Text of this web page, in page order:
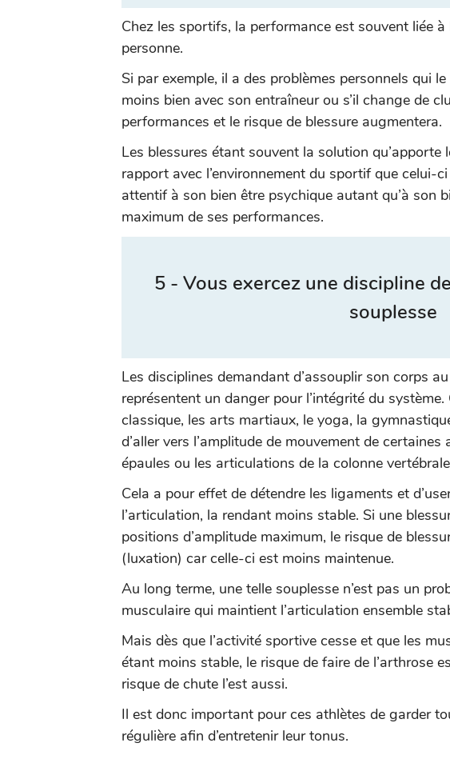
Chez les sportifs, la performance est souvent liée
personne.
Si par exemple, il a des problèmes personnels qui
moins bien avec son entraîneur ou s’il change de
performances et le risque de blessure augmentera.
Les blessures étant souvent la solution qu’apporte
rapport avec l’environnement du sportif que celui-
attentif à son bien être psychique autant qu’à son
maximum de ses performances.
5 - Vous exercez une discipline
souplesse
Les disciplines demandant d’assouplir son corps
représentent un danger pour l’intégrité du
classique, les arts martiaux, le yoga, la
d’aller vers l’amplitude de mouvement de
épaules ou les articulations de la colonne
Cela a pour effet de détendre les ligaments et
l’articulation, la rendant moins stable. Si une
positions d’amplitude maximum, le risque de
(luxation) car celle-ci est moins maintenue.
Au long terme, une telle souplesse n’est pas un
musculaire qui maintient l’articulation ensemble
Mais dès que l’activité sportive cesse et que les
étant moins stable, le risque de faire de l’arthrose
risque de chute l’est aussi.
Il est donc important pour ces athlètes de garder
régulière afin d’entretenir leur tonus.